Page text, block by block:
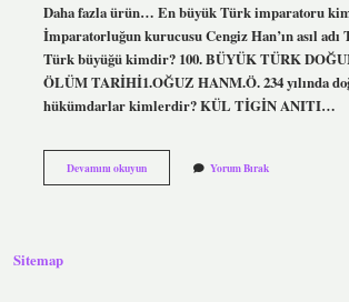
Daha fazla ürün… En büyük Türk imparatoru
İmparatorluğun kurucusu Cengiz Han’ın asıl
Türk büyüğü kimdir? 100. BÜYÜK TÜRK
ÖLÜM TARİHİ1.OĞUZ HANM.Ö. 234 yılında
hükümdarlar kimlerdir? KÜL TİGİN ANITI…
Devamını okuyunÜnlü
Türk
Yorum Bırak
Sitemap